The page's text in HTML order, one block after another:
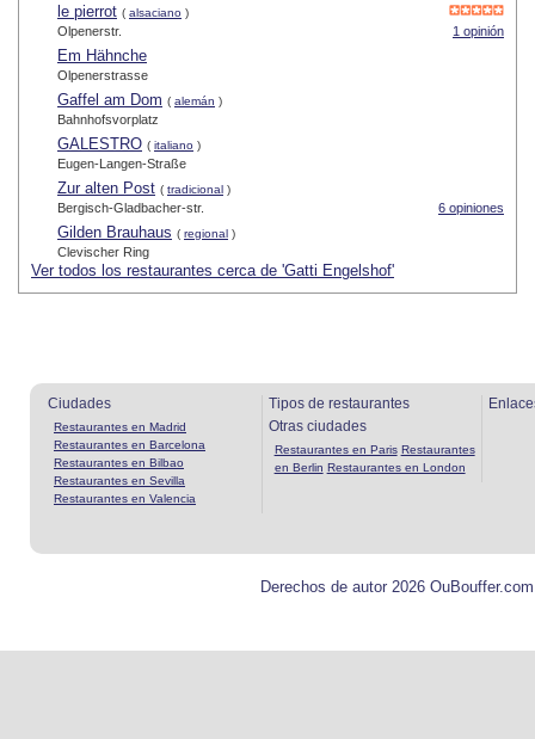
le pierrot ( alsaciano )
1 opinión
Olpenerstr.
Em Hähnche
Olpenerstrasse
Gaffel am Dom ( alemán )
Bahnhofsvorplatz
GALESTRO ( italiano )
Eugen-Langen-Straße
Zur alten Post ( tradicional )
6 opiniones
Bergisch-Gladbacher-str.
Gilden Brauhaus ( regional )
Clevischer Ring
Ver todos los restaurantes cerca de 'Gatti Engelshof'
Ciudades
Restaurantes en Madrid
Restaurantes en Barcelona
Restaurantes en Bilbao
Restaurantes en Sevilla
Restaurantes en Valencia
Tipos de restaurantes
Otras ciudades
Restaurantes en Paris Restaurantes
en Berlin Restaurantes en London
Derechos de autor 2026